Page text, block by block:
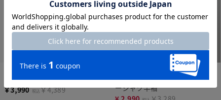
まとめ買い対象 人気商品 再入荷
ジャケット専用ドレスT半袖
¥3,990 税込￥4,389
ライトコットン爽涼シアサッカ
ーシャツ半袖